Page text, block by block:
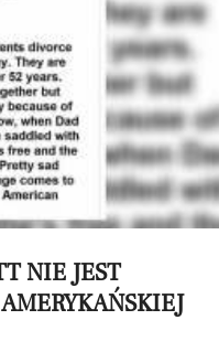
NIE JEST